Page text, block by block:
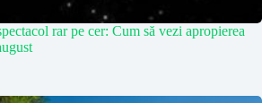
rar pe cer: Cum să vezi apropierea